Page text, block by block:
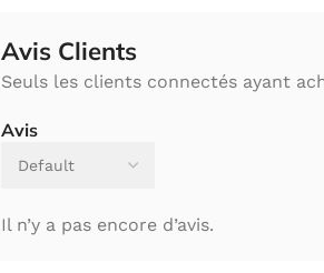
Avis Clients
Avis
Il n’y a pas encore d’avis.
Seuls les clients connectés ayant